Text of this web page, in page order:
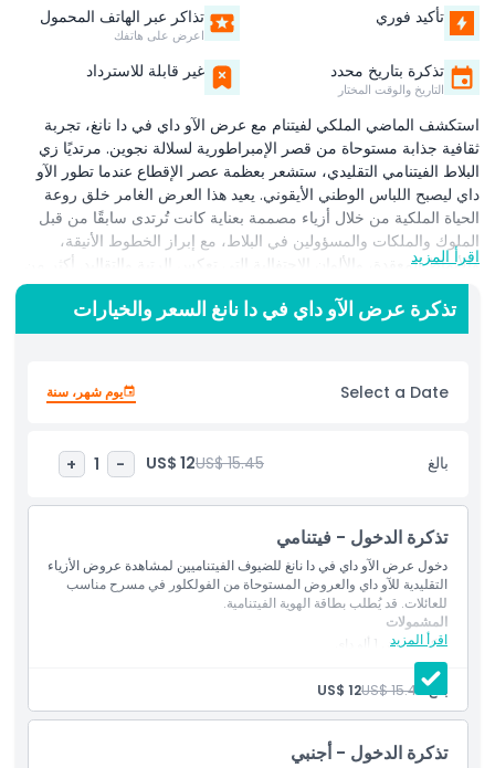
تأكيد فوري تذاكر عبر الهاتف المحمول
اعرض على هاتفك
تذكرة بتاريخ محدد
التاريخ والوقت المختار
غير قابلة للاسترداد
استكشف الماضي الملكي لفيتنام مع عرض الآو داي في دا نانغ، تجربة
ثقافية جذابة مستوحاة من قصر الإمبراطورية لسلالة نجوين. مرتديًا زي
البلاط الفيتنامي التقليدي، ستشعر بعظمة عصر الإقطاع عندما تطور الآو
داي ليصبح اللباس الوطني الأيقوني. يعيد هذا العرض الغامر خلق روعة
الحياة الملكية من خلال أزياء مصممة بعناية كانت تُرتدى سابقًا من قبل
الملوك والملكات والمسؤولين في البلاط، مع إبراز الخطوط الأنيقة،
والأنماط المعقدة، والألوان الاحتفالية التي تعكس الرتبة والتقاليد. أكثر من
مجرد عرض، يرسم عرض الآو داي صورة حية لتراث فيتنام الإمبراطي
حيث شكلت الحرفية والبروتوكولات والرقي كل تفاصيل ثقافة القصر. من
الملابس الملكية الفخمة إلى أزياء المندرين الراقية، يتم تقديم كل مظهر
من محبي الثقافة، أو مصورًا، أو مسافرًا يبحث عن تجارب ذات مغزى،
فإن هذا واحد من أكثر الأنشطة التي لا تُنسى في دا نانغ. اكتشف الجمال
أبرز المعالم
المتضمنات
سياسة الأطفال والبالغين
الاستثناءات
ساعات العمل
اقرأ المزيد
تذكرة عرض الآو داي في دا نانغ السعر والخيارات
Select a Date يوم شهر، سنة
بالغ US$ 15.45
US$ 12
-
1
+
تذكرة الدخول - فيتنامي
دخول عرض الآو داي في دا نانغ للضيوف الفيتناميين لمشاهدة عروض الأزياء
التقليدية للآو داي والعروض المستوحاة من الفولكلور في مسرح مناسب
للعائلات. قد يُطلب بطاقة الهوية الفيتنامية.
اقرأ المزيد
المشمولات
تذكرة عرض 1 أاو داي
مرطبات
هدية تذكارية واحدة
المقاعد المتوفرة مميزة باللون الأخضر على
بالغ:US$ 15.45
US$ 12
تذكرة الدخول - أجنبي